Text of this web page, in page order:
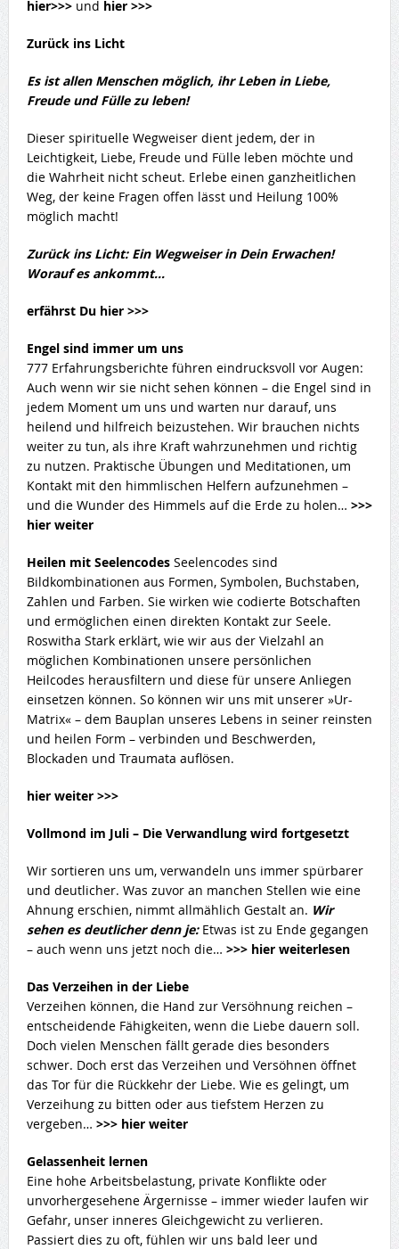
hier>>> und hier >>>
Zurück ins Licht
Es ist allen Menschen möglich, ihr Leben in Liebe,
Freude und Fülle zu leben!
Dieser spirituelle Wegweiser dient jedem, der in
Leichtigkeit, Liebe, Freude und Fülle leben möchte und
die Wahrheit nicht scheut. Erlebe einen ganzheitlichen
Weg, der keine Fragen offen lässt und Heilung 100%
möglich macht!
Zurück ins Licht: Ein Wegweiser in Dein Erwachen!
Worauf es ankommt…
erfährst Du hier >>>
Engel sind immer um uns
777 Erfahrungsberichte führen eindrucksvoll vor Augen:
Auch wenn wir sie nicht sehen können – die Engel sind in
jedem Moment um uns und warten nur darauf, uns
heilend und hilfreich beizustehen. Wir brauchen nichts
weiter zu tun, als ihre Kraft wahrzunehmen und richtig
zu nutzen. Praktische Übungen und Meditationen, um
Kontakt mit den himmlischen Helfern aufzunehmen –
und die Wunder des Himmels auf die Erde zu holen… >>>
hier weiter
Heilen mit Seelencodes Seelencodes sind
Bildkombinationen aus Formen, Symbolen, Buchstaben,
Zahlen und Farben. Sie wirken wie codierte Botschaften
und ermöglichen einen direkten Kontakt zur Seele.
Roswitha Stark erklärt, wie wir aus der Vielzahl an
möglichen Kombinationen unsere persönlichen
Heilcodes herausfiltern und diese für unsere Anliegen
einsetzen können. So können wir uns mit unserer »Ur-
Matrix« – dem Bauplan unseres Lebens in seiner reinsten
und heilen Form – verbinden und Beschwerden,
Blockaden und Traumata auflösen.
hier weiter >>>
Vollmond im Juli – Die Verwandlung wird fortgesetzt
Wir sortieren uns um, verwandeln uns immer spürbarer
und deutlicher. Was zuvor an manchen Stellen wie eine
Ahnung erschien, nimmt allmählich Gestalt an. Wir
sehen es deutlicher denn je: Etwas ist zu Ende gegangen
– auch wenn uns jetzt noch die… >>> hier weiterlesen
Das Verzeihen in der Liebe
Verzeihen können, die Hand zur Versöhnung reichen –
entscheidende Fähigkeiten, wenn die Liebe dauern soll.
Doch vielen Menschen fällt gerade dies besonders
schwer. Doch erst das Verzeihen und Versöhnen öffnet
das Tor für die Rückkehr der Liebe. Wie es gelingt, um
Verzeihung zu bitten oder aus tiefstem Herzen zu
vergeben… >>> hier weiter
Gelassenheit lernen
Eine hohe Arbeitsbelastung, private Konflikte oder
unvorhergesehene Ärgernisse – immer wieder laufen wir
Gefahr, unser inneres Gleichgewicht zu verlieren.
Passiert dies zu oft, fühlen wir uns bald leer und